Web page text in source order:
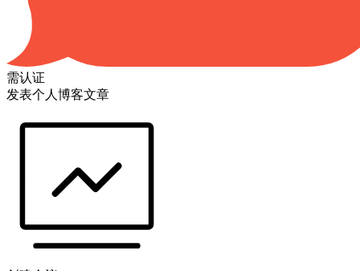
需认证
发表个人博客文章